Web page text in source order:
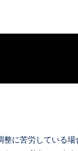
に苦労している